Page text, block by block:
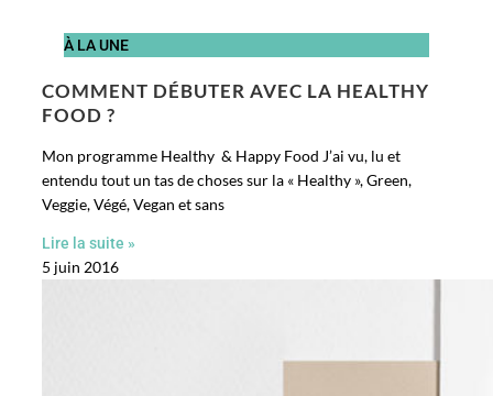
À LA UNE
COMMENT DÉBUTER AVEC LA HEALTHY
FOOD ?
Mon programme Healthy & Happy Food J’ai vu, lu et
entendu tout un tas de choses sur la « Healthy », Green,
Veggie, Végé, Vegan et sans
Lire la suite »
5 juin 2016